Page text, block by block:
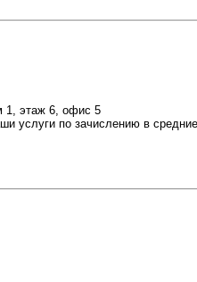
1, этаж 6, офис 5
услуги по зачислению в